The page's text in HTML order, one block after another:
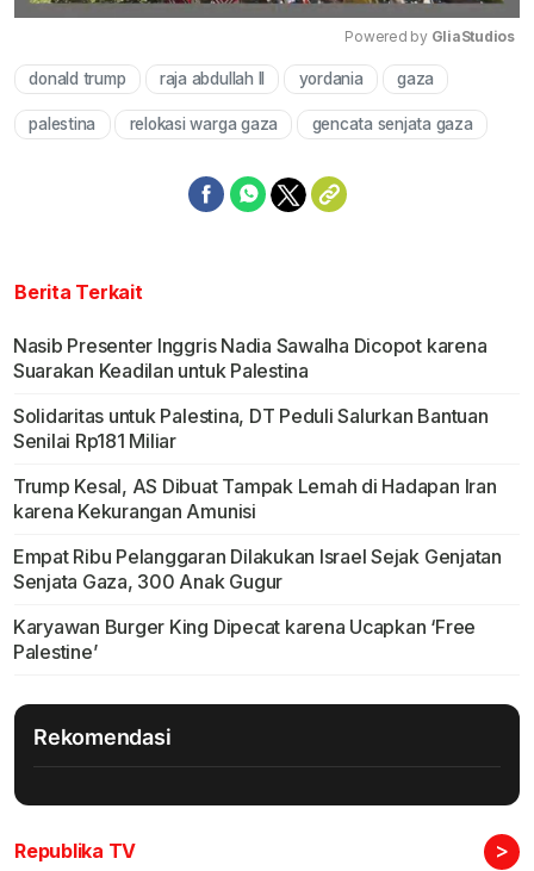
Mute
Powered by GliaStudios
donald trump raja abdullah II yordania gaza
palestina relokasi warga gaza gencata senjata gaza
Berita Terkait
Nasib Presenter Inggris Nadia Sawalha Dicopot karena
Suarakan Keadilan untuk Palestina
Solidaritas untuk Palestina, DT Peduli Salurkan Bantuan
Senilai Rp181 Miliar
Trump Kesal, AS Dibuat Tampak Lemah di Hadapan Iran
karena Kekurangan Amunisi
Empat Ribu Pelanggaran Dilakukan Israel Sejak Genjatan
Senjata Gaza, 300 Anak Gugur
Karyawan Burger King Dipecat karena Ucapkan ‘Free
Palestine’
Rekomendasi
Republika TV >